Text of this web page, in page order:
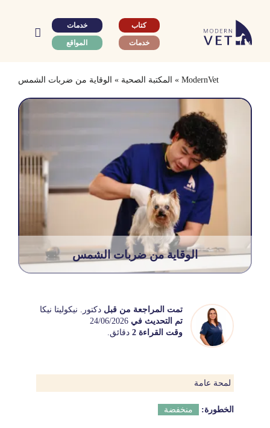
content
كتاب
خدمات
خدمات
المواقع
ModernVet
» المكتبة الصحية » الوقاية من ضربات الشمس
الوقاية من ضربات الشمس
تمت المراجعة من قبلدكتور. نيكوليتا نيكا
تم التحديث في 24/06/2026
وقت القراءة 2
دقائق.
لمحة عامة
الخطورة: منخفضة